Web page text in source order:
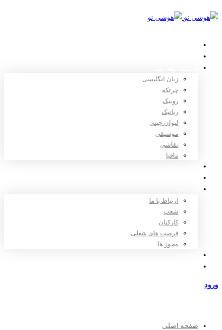
زبان انگلیسی
چرتکه
روبیک
رباتیک
لیوان چینی
موسیقی
نقاشی
مافیا
ارتباط با ما
شعب
کارکنان
فرصت های شغلی
مجوز ها
ورود
صفحه اصلی